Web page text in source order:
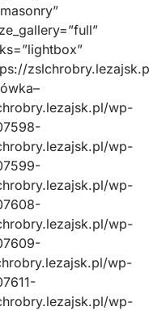
wp-
wp-
wp-
wp-
wp-
wp-